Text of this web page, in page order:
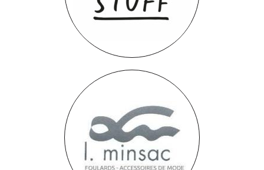
Pier Olivier